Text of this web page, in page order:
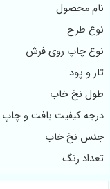
نام محصول
نوع طرح
نوع چاپ روی فرش
تار و پود
طول نخ خاب
درجه کیفیت بافت و چاپ
جنس نخ خاب
تعداد رنگ